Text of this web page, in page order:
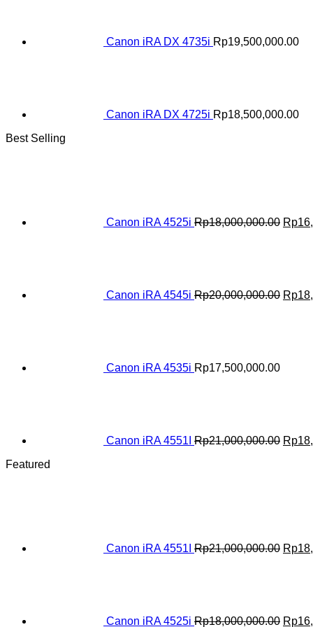
Canon iRA DX 4735i Rp19,500,000.00
Canon iRA DX 4725i Rp18,500,000.00
Best Selling
Canon iRA 4525i Rp18,000,000.00 Rp
Canon iRA 4545i Rp20,000,000.00 Rp
Canon iRA 4535i Rp17,500,000.00
Canon iRA 4551I Rp21,000,000.00 Rp
Featured
Canon iRA 4551I Rp21,000,000.00 Rp
Canon iRA 4525i Rp18,000,000.00 Rp